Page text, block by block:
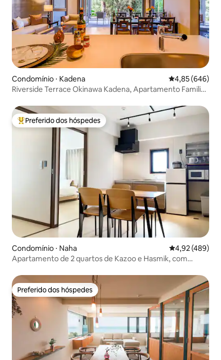
Condomínio ⋅ Kadena 4,85 de uma
4,85 (646)
Riverside Terrace Okinawa Kadena, Apartamento Familiar
Entre os melhores preferidos dos hóspedes
Preferido dos hóspedes
Condomínio ⋅ Naha 4,92 de uma
4,92 (489)
Apartamento de 2 quartos de Kazoo e Hasmik, com
2 quartos
Preferido dos hóspedes
Preferido dos hóspedes